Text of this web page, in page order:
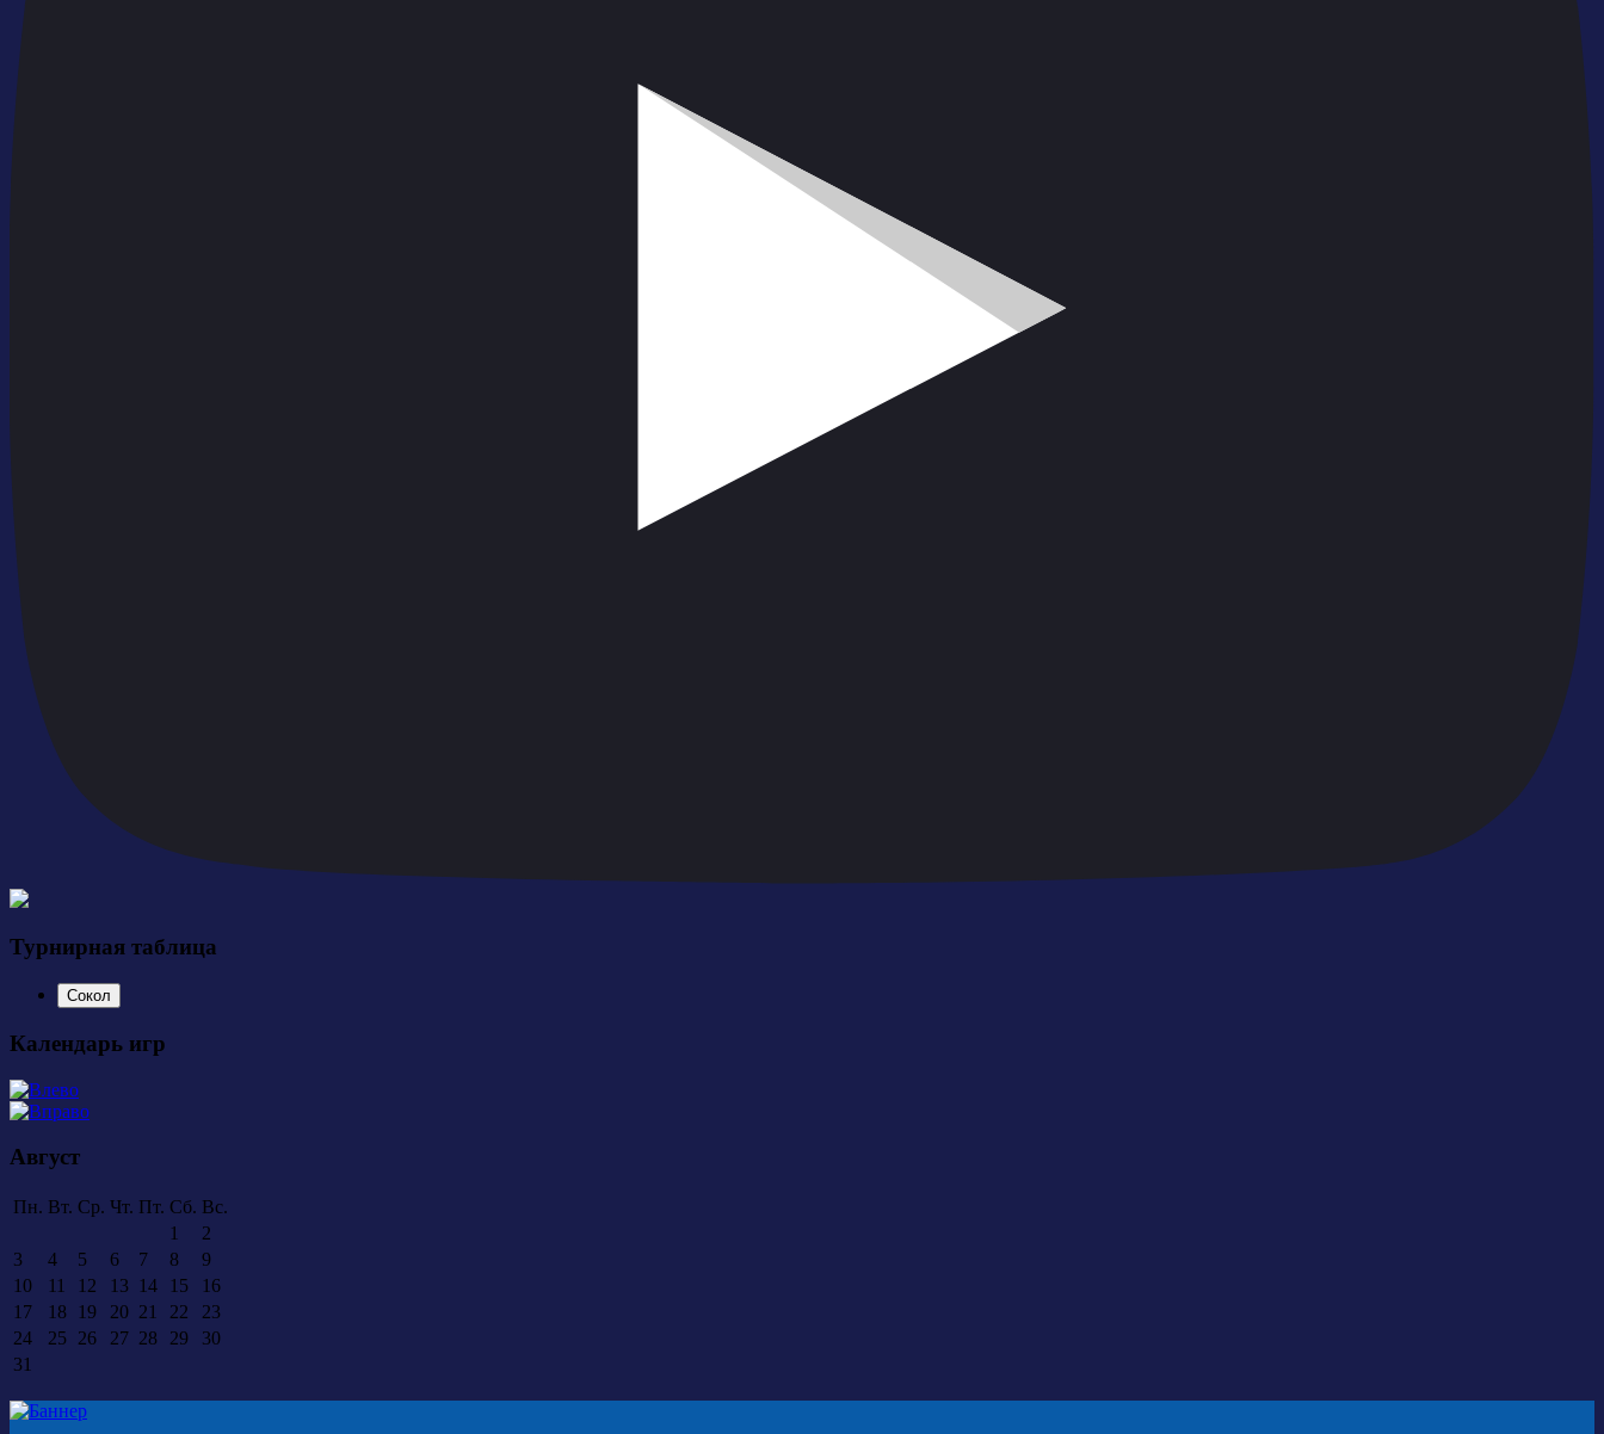
Турнирная таблица
Сокол
Календарь игр
Август
Пн. Вт. Ср. Чт. Пт. Сб. Вс.
1
2
3
4 5 6 7 8
9
10
11 12 13 14 15
16
17
18 19 20 21 22
23
24
25 26 27 28 29
30
31